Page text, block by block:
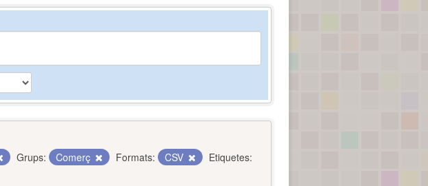
Grups: Comerç Formats: CSV
Etiquetes: